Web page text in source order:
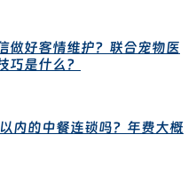
做好客情维护？联合宠物医
巧是什么？
内的中餐连锁吗？年费大概